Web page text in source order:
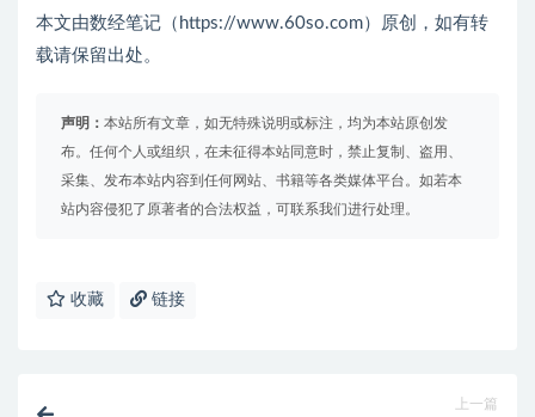
本文由数经笔记（https://www.60so.com）原创，如有转
载请保留出处。
声明： 本站所有文章，如无特殊说明或标注，均为本站原创发
布。任何个人或组织，在未征得本站同意时，禁止复制、盗用、
采集、发布本站内容到任何网站、书籍等各类媒体平台。如若本
站内容侵犯了原著者的合法权益，可联系我们进行处理。
收藏 链接
上一篇